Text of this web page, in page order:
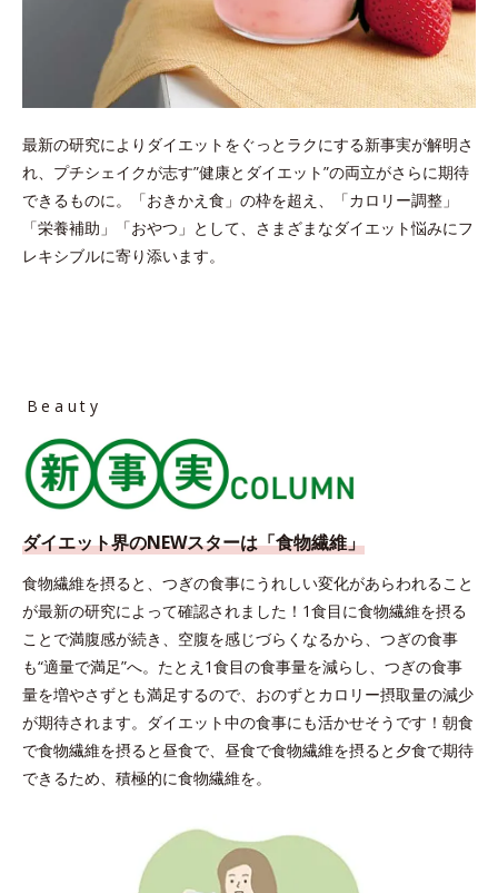
最新の研究によりダイエットをぐっとラクにする新事実が解明さ
れ、プチシェイクが志す”健康とダイエット”の両立がさらに期待
できるものに。
「おきかえ食」の枠を超え、「カロリー調整」
「栄養補助」「おやつ」として、さまざまなダイエット悩みにフ
レキシブルに寄り添います。
Beauty
column
ダイエット界のNEWスターは「食物繊維」
食物繊維を摂ると、つぎの食事にうれしい変化があらわれること
が最新の研究によって確認されました！1食目に食物繊維を摂る
ことで満腹感が続き、空腹を感じづらくなるから、つぎの食事
も“適量で満足”へ。たとえ1食目の食事量を減らし、つぎの食事
量を増やさずとも満足するので、おのずとカロリー摂取量の減少
が期待されます。ダイエット中の食事にも活かせそうです！朝食
で食物繊維を摂ると昼食で、昼食で食物繊維を摂ると夕食で期待
できるため、積極的に食物繊維を。